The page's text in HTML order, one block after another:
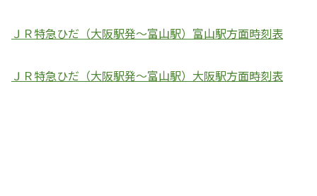
ＪＲ特急ひだ（大阪駅発～富山駅）富山駅方面時刻表
ＪＲ特急ひだ（大阪駅発～富山駅）大阪駅方面時刻表